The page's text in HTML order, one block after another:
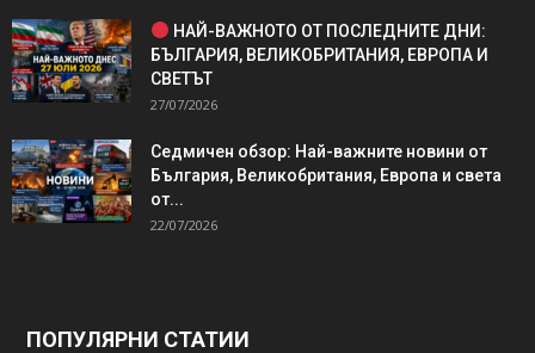
НАЙ-ВАЖНОТО ОТ ПОСЛЕДНИТЕ ДНИ:
БЪЛГАРИЯ, ВЕЛИКОБРИТАНИЯ, ЕВРОПА И
СВЕТЪТ
27/07/2026
Седмичен обзор: Най-важните новини от
България, Великобритания, Европа и света
от...
22/07/2026
ПОПУЛЯРНИ СТАТИИ